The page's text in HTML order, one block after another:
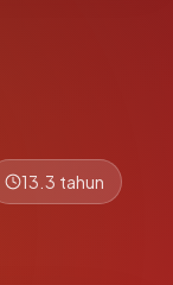
13.3 tahun